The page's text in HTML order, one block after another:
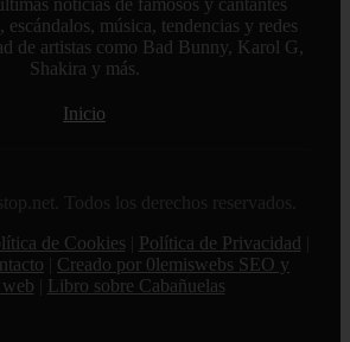
noticias de famosos y cantantes
escándalos, música, tendencias y redes
de artistas como Bad Bunny, Karol G,
Shakira y más.
Inicio
Todos los derechos reservados.
de Cookies Política de Privacidad
Creado por 0lemiswebs SEO y
Libro sobre Cabañuelas